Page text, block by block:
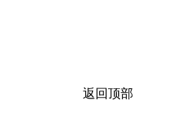
返回顶部